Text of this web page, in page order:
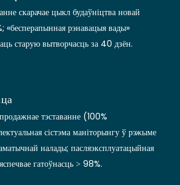
скарачае цыкл будаўніцтва новай
«бесперапынная рэнавацыя вады»
старую вытворчасць за 40 дзён.
тэставанне (100%
сістэма маніторынгу ў рэжыме
налады; пасляэксплуатацыйная
гатоўнасць > 98%.